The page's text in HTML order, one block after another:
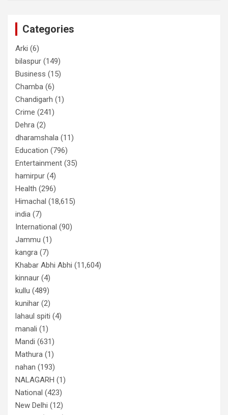
Categories
Arki (6)
bilaspur (149)
Business (15)
Chamba (6)
Chandigarh (1)
Crime (241)
Dehra (2)
dharamshala (11)
Education (796)
Entertainment (35)
hamirpur (4)
Health (296)
Himachal (18,615)
india (7)
International (90)
Jammu (1)
kangra (7)
Khabar Abhi Abhi (11,604)
kinnaur (4)
kullu (489)
kunihar (2)
lahaul spiti (4)
manali (1)
Mandi (631)
Mathura (1)
nahan (193)
NALAGARH (1)
National (423)
New Delhi (12)